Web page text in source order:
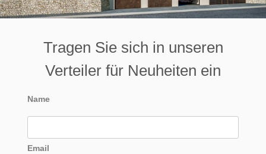
Tragen Sie sich in unseren
Verteiler für Neuheiten ein
Name
Email